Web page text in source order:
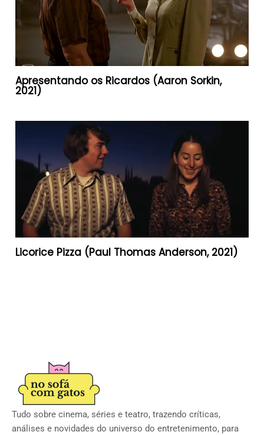
Apresentando os Ricardos (Aaron Sorkin,
2021)
Licorice Pizza (Paul Thomas Anderson, 2021)
Tudo sobre cinema, séries e teatro, trazendo críticas,
análises e novidades do universo do entretenimento, para